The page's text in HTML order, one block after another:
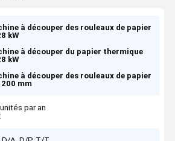
à découper des rouleaux de papier
kW
à découper du papier thermique
kW
à découper des rouleaux de papier
mm
par an